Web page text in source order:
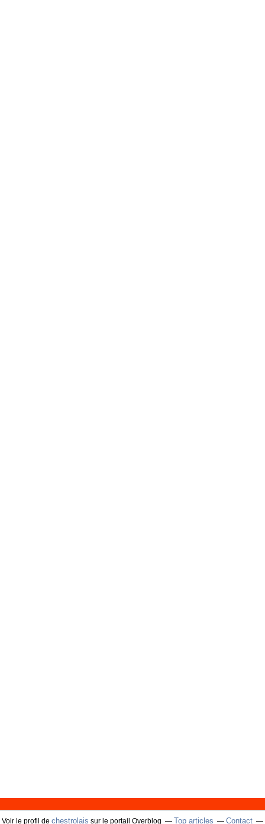
Voir le profil de chestrolais sur le portail Overblog Top articles Contact